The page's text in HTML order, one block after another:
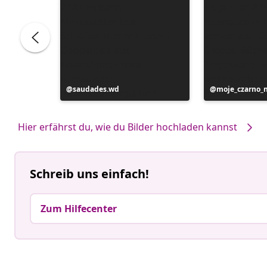
Beitrag
veröffentlicht
saudades.wd
Beitrag
veröffentlicht
Hier erfährst du, wie du Bilder hochladen kannst
Schreib uns einfach!
Zum Hilfecenter